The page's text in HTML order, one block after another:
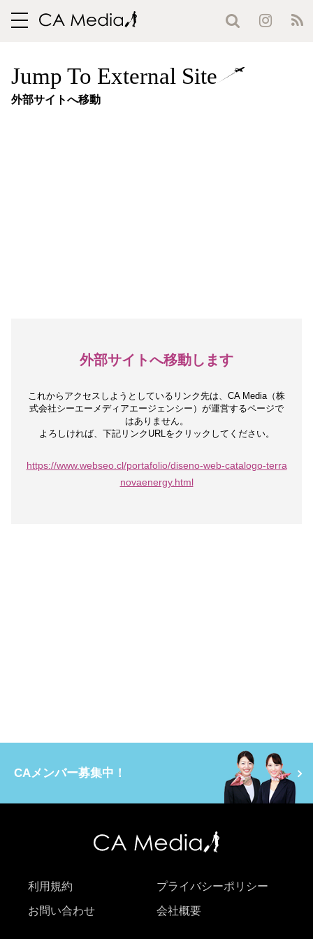
toggle
Jump To External Site
外部サイトへ移動
外部サイトへ移動します
これからアクセスしようとしているリンク先は、 CA Media（株
式会社シーエーメディアエージェンシー）が運営するページで
はありません。
よろしければ、下記リンクURLをクリックしてください。
https://www.webseo.cl/portafolio/diseno-web-catalogo-terra
novaenergy.html
CAメンバー募集中！
利用規約 プライバシーポリシー
お問い合わせ 会社概要